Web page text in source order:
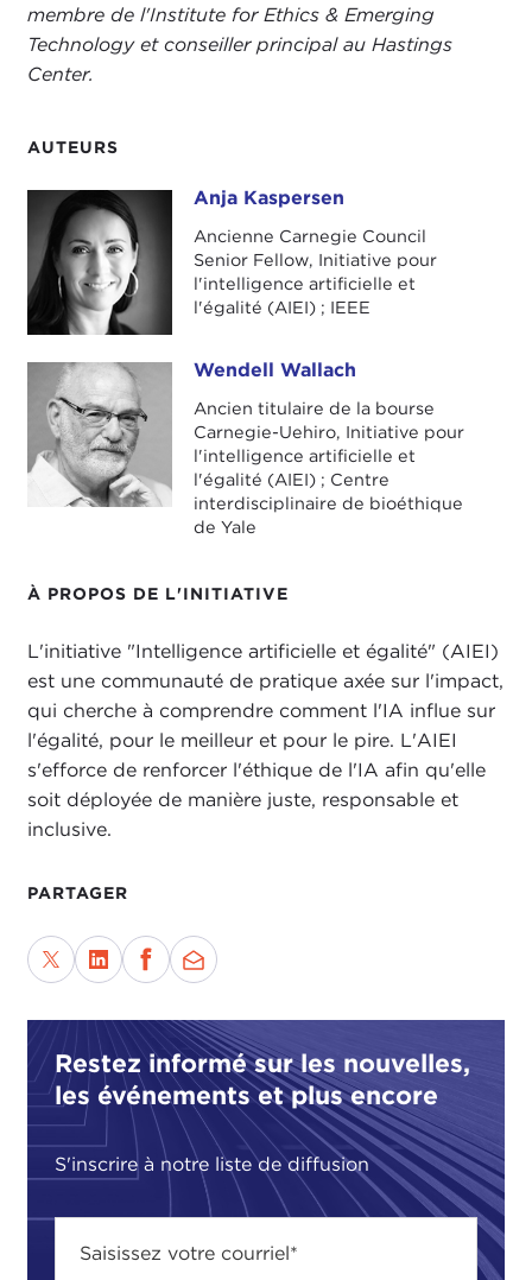
AUTEURS
Anja Kaspersen Anja Kaspersen
Ancienne Carnegie Council
Senior Fellow, Initiative pour
l'intelligence artificielle et
l'égalité (AIEI) ; IEEE
Wendell Wallach Wendell Wallach
Ancien titulaire de la bourse
Carnegie-Uehiro, Initiative pour
l'intelligence artificielle et
l'égalité (AIEI) ; Centre
interdisciplinaire de bioéthique
de Yale
À PROPOS DE L'INITIATIVE
L'initiative "Intelligence artificielle et égalité" (AIEI)
est une communauté de pratique axée sur l'impact,
qui cherche à comprendre comment l'IA influe sur
l'égalité, pour le meilleur et pour le pire. L'AIEI
s'efforce de renforcer l'éthique de l'IA afin qu'elle
soit déployée de manière juste, responsable et
inclusive.
PARTAGER
Restez informé sur les nouvelles,
les événements et plus encore
S'inscrire à notre liste de diffusion
membre de l'Institute for Ethics & Emerging
Technology et conseiller principal au Hastings
Center.